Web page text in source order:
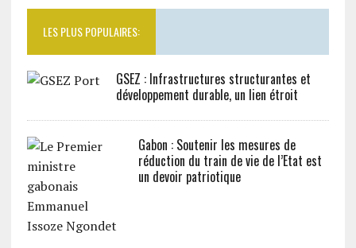
LES PLUS POPULAIRES:
GSEZ : Infrastructures structurantes et
développement durable, un lien étroit
Gabon : Soutenir les mesures de
réduction du train de vie de l’Etat est
un devoir patriotique